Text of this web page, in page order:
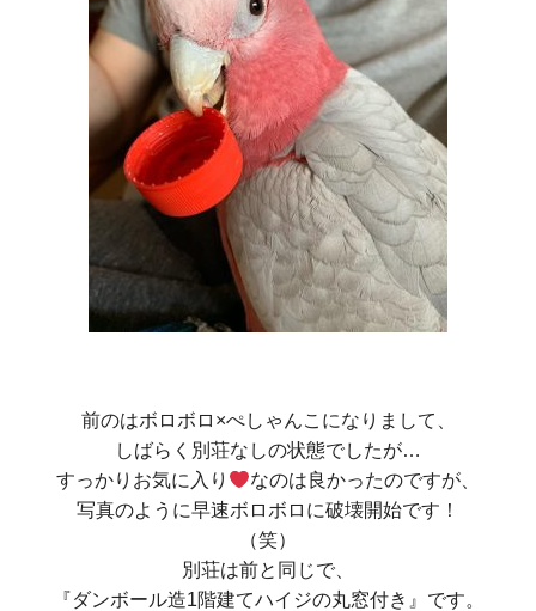
前のはボロボロ×ぺしゃんこになりまして、
しばらく別荘なしの状態でしたが…
すっかりお気に入り
なのは良かったのですが、
写真のように早速ボロボロに破壊開始です！
（笑）
別荘は前と同じで、
『ダンボール造1階建てハイジの丸窓付き』です。